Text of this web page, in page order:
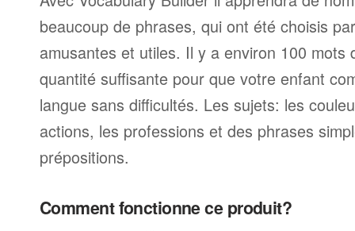
beaucoup de phrases, qui ont été choisis
amusantes et utiles. Il y a environ 100 mots
quantité suffisante pour que votre enfant
langue sans difficultés. Les sujets: les
actions, les professions et des phrases
prépositions.
Comment fonctionne ce produit?